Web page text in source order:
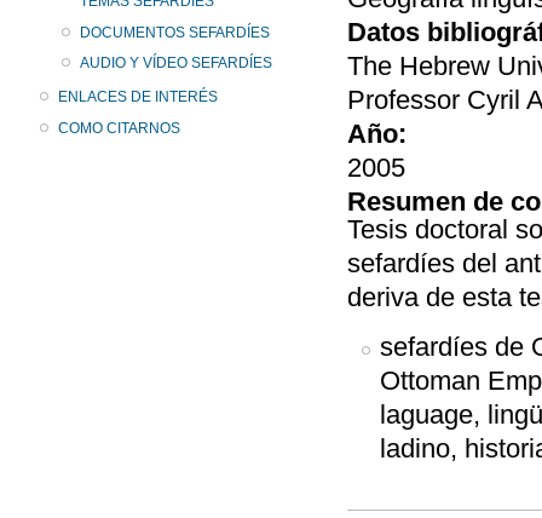
DOCUMENTOS SEFARDÍES
AUDIO Y VÍDEO SEFARDÍES
ENLACES DE INTERÉS
COMO CITARNOS
Datos
The Hebrew
Professor Cyril
Año:
2005
Resumen de
Tesis doctoral
sefardíes del
deriva de esta
sefardíes de
Ottoman
laguage,
ladino,